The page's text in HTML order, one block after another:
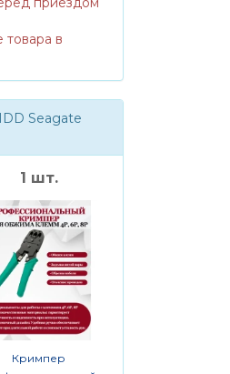
товара в
Seagate
1 шт.
Кримпер